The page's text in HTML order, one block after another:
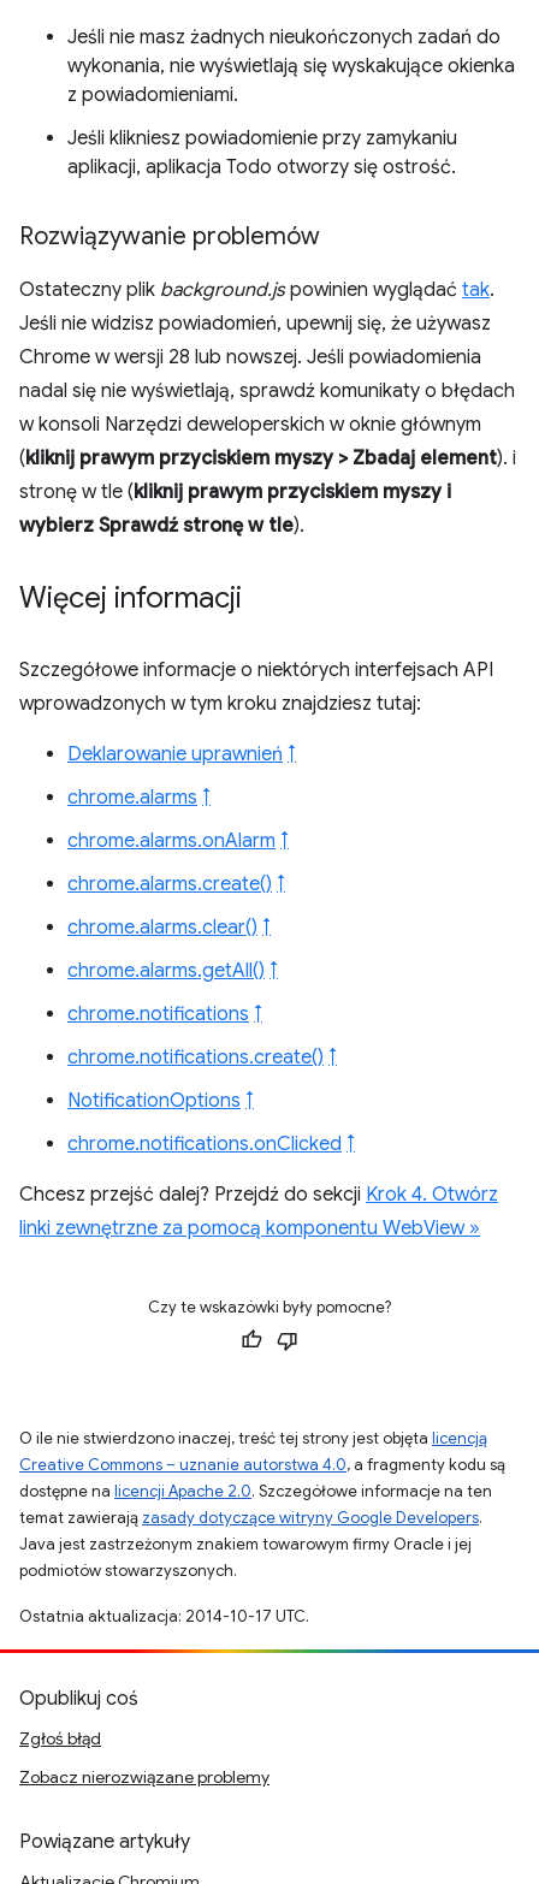
Jeśli nie masz żadnych nieukończonych zadań do
wykonania, nie wyświetlają się wyskakujące okienka
z powiadomieniami.
Jeśli klikniesz powiadomienie przy zamykaniu
aplikacji, aplikacja Todo otworzy się ostrość.
Rozwiązywanie problemów
Ostateczny plik background.jspowinien wyglądać tak.
Jeśli nie widzisz powiadomień, upewnij się, że używasz
Chrome w wersji 28 lub nowszej. Jeśli powiadomienia
nadal się nie wyświetlają, sprawdź komunikaty o błędach
w konsoli Narzędzi deweloperskich w oknie głównym
(kliknij prawym przyciskiem myszy > Zbadaj element). i
stronę w tle (kliknij prawym przyciskiem myszy i
wybierz Sprawdź stronę w tle).
Więcej informacji
Szczegółowe informacje o niektórych interfejsach API
wprowadzonych w tym kroku znajdziesz tutaj:
Deklarowanie uprawnień ↑
chrome.alarms ↑
chrome.alarms.onAlarm ↑
chrome.alarms.create() ↑
chrome.alarms.clear() ↑
chrome.alarms.getAll() ↑
chrome.notifications ↑
chrome.notifications.create() ↑
NotificationOptions ↑
chrome.notifications.onClicked ↑
Chcesz przejść dalej? Przejdź do sekcji Krok 4. Otwórz
linki zewnętrzne za pomocą komponentu WebView »
Czy te wskazówki były pomocne?
O ile nie stwierdzono inaczej, treść tej strony jest objęta licencją
Creative Commons – uznanie autorstwa 4.0, a fragmenty kodu są
dostępne na licencji Apache 2.0. Szczegółowe informacje na ten
temat zawierają zasady dotyczące witryny Google Developers.
Java jest zastrzeżonym znakiem towarowym firmy Oracle i jej
podmiotów stowarzyszonych.
Ostatnia aktualizacja: 2014-10-17 UTC.
Opublikuj coś
Zgłoś błąd
Zobacz nierozwiązane problemy
Powiązane artykuły